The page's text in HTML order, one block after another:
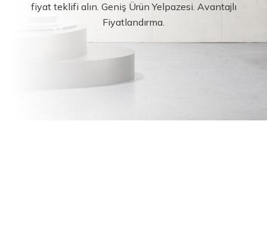
fiyat teklifi alın. Geniş Ürün Yelpazesi. Avantajlı
Fiyatlandırma.